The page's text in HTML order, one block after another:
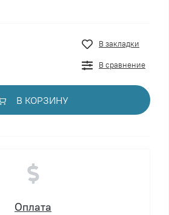
В закладки
В сравнение
В КОРЗИНУ
Оплата